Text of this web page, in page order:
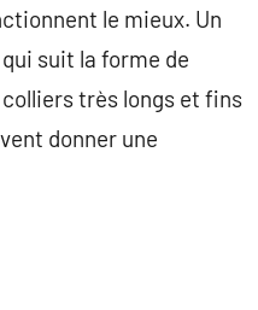
le mieux. Un
suit la forme de
très longs et fins
donner une